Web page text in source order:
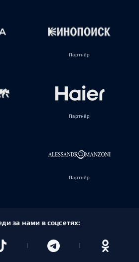
Партнёр
Партнёр
Партнёр
за нами в соцсетях: